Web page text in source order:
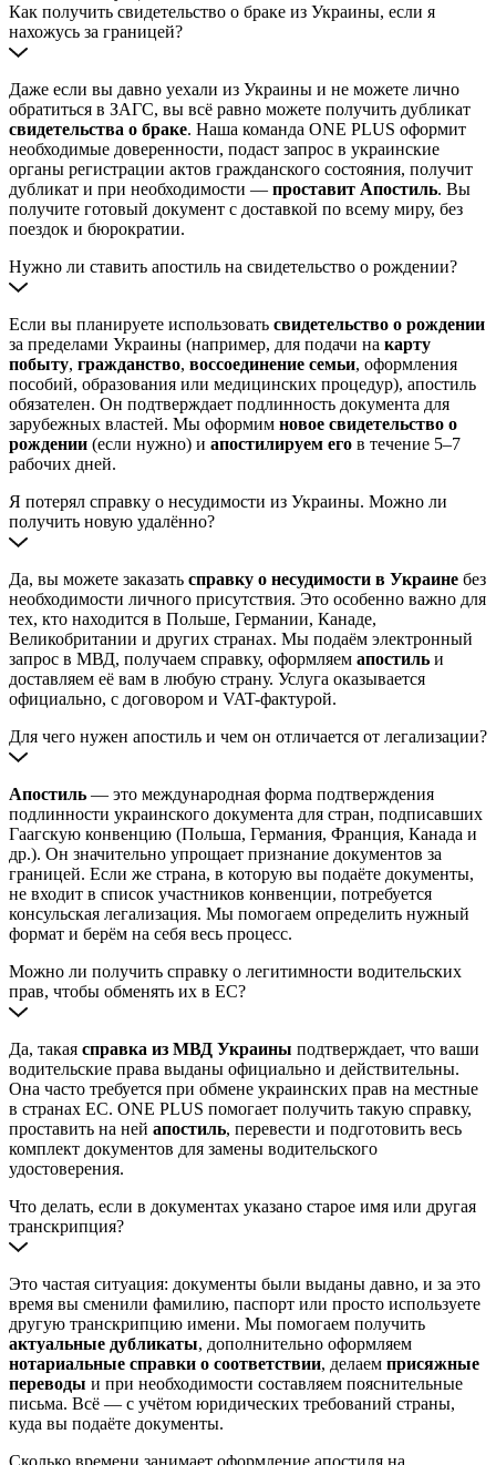
Как получить свидетельство о браке из Украины, если я
нахожусь за границей?
Даже если вы давно уехали из Украины и не можете лично
обратиться в ЗАГС, вы всё равно можете получить дубликат
свидетельства о браке. Наша команда ONE PLUS оформит
необходимые доверенности, подаст запрос в украинские
органы регистрации актов гражданского состояния, получит
дубликат и при необходимости — проставит Апостиль. Вы
получите готовый документ с доставкой по всему миру, без
поездок и бюрократии.
Нужно ли ставить апостиль на свидетельство о рождении?
Если вы планируете использовать свидетельство о рождении
за пределами Украины (например, для подачи на карту
побыту, гражданство, воссоединение семьи, оформления
пособий, образования или медицинских процедур), апостиль
обязателен. Он подтверждает подлинность документа для
зарубежных властей. Мы оформим новое свидетельство о
рождении (если нужно) и апостилируем его в течение 5–7
рабочих дней.
Я потерял справку о несудимости из Украины. Можно ли
получить новую удалённо?
Да, вы можете заказать справку о несудимости в Украине без
необходимости личного присутствия. Это особенно важно для
тех, кто находится в Польше, Германии, Канаде,
Великобритании и других странах. Мы подаём электронный
запрос в МВД, получаем справку, оформляем апостиль и
доставляем её вам в любую страну. Услуга оказывается
официально, с договором и VAT-фактурой.
Для чего нужен апостиль и чем он отличается от легализации?
Апостиль — это международная форма подтверждения
подлинности украинского документа для стран, подписавших
Гаагскую конвенцию (Польша, Германия, Франция, Канада и
др.). Он значительно упрощает признание документов за
границей. Если же страна, в которую вы подаёте документы,
не входит в список участников конвенции, потребуется
консульская легализация. Мы помогаем определить нужный
формат и берём на себя весь процесс.
Можно ли получить справку о легитимности водительских
прав, чтобы обменять их в ЕС?
Да, такая справка из МВД Украины подтверждает, что ваши
водительские права выданы официально и действительны.
Она часто требуется при обмене украинских прав на местные
в странах ЕС. ONE PLUS помогает получить такую справку,
проставить на ней апостиль, перевести и подготовить весь
комплект документов для замены водительского
удостоверения.
Что делать, если в документах указано старое имя или другая
транскрипция?
Это частая ситуация: документы были выданы давно, и за это
время вы сменили фамилию, паспорт или просто используете
другую транскрипцию имени. Мы помогаем получить
актуальные дубликаты, дополнительно оформляем
нотариальные справки о соответствии, делаем присяжные
переводы и при необходимости составляем пояснительные
письма. Всё — с учётом юридических требований страны,
куда вы подаёте документы.
Сколько времени занимает оформление апостиля на